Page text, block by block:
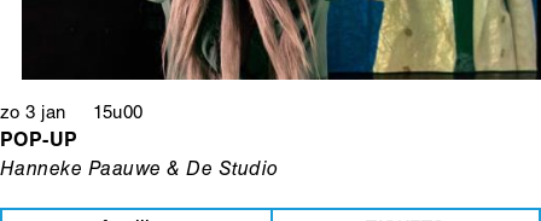
zo 3 jan 15u00
POP-UP
Hanneke Paauwe & De Studio